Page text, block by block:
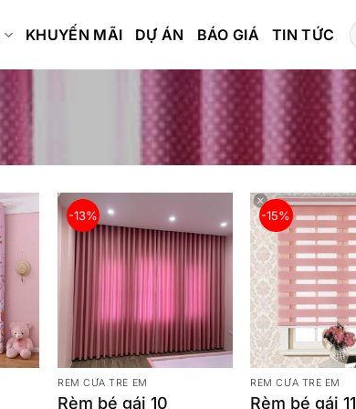
KHUYẾN MÃI DỰ ÁN BÁO GIÁ TIN TỨC
-13%
RÈM CỬA TRẺ EM
Rèm bé gái 10
-15%
RÈM CỬA TRẺ EM
Rèm bé gái 11